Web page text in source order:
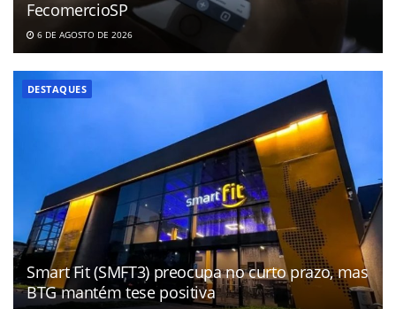
FecomercioSP
6 DE AGOSTO DE 2026
DESTAQUES
Smart Fit (SMFT3) preocupa no curto prazo, mas
BTG mantém tese positiva